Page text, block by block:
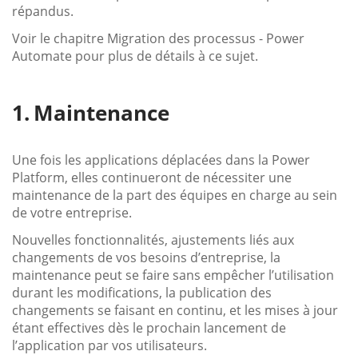
répandus.
Voir le chapitre Migration des processus - Power
Automate pour plus de détails à ce sujet.
Maintenance
Une fois les applications déplacées dans la Power
Platform, elles continueront de nécessiter une
maintenance de la part des équipes en charge au sein
de votre entreprise.
Nouvelles fonctionnalités, ajustements liés aux
changements de vos besoins d’entreprise, la
maintenance peut se faire sans empêcher l’utilisation
durant les modifications, la publication des
changements se faisant en continu, et les mises à jour
étant effectives dès le prochain lancement de
l’application par vos utilisateurs.